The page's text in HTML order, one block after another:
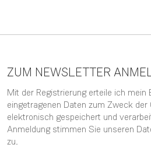
ZUM NEWSLETTER
Mit der Registrierung erteile ich
eingetragenen Daten zum Zweck
elektronisch gespeichert und
Anmeldung stimmen Sie unseren
zu.